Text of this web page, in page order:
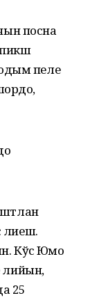
посна
пеле
лиеш.
Кўсӧ Юмо
лийын,
25